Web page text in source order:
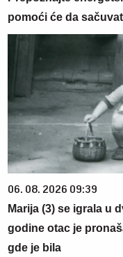
pomoći će da
06. 08. 2026 09:39
Marija (3) se igrala u
godine otac je
gde je bila